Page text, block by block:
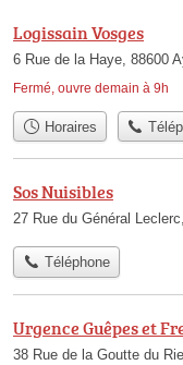
Logissain Vosges
6 Rue de la Haye, 88600
Fermé, ouvre demain à 9h
Horaires
Sos Nuisibles
27 Rue du Général
Téléphone
Urgence Guêpes et
38 Rue de la Goutte du